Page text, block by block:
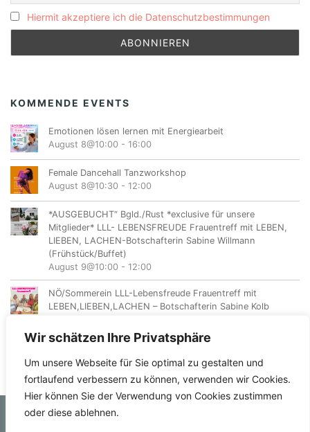
Wir schätzen Ihre Privatsphäre
Um unsere Webseite für Sie optimal zu gestalten und
fortlaufend verbessern zu können, verwenden wir Cookies.
Hier können Sie der Verwendung von Cookies zustimmen
oder diese ablehnen.
Hiermit akzeptiere ich die Datenschutzbestimmungen
KOMMENDE EVENTS
Emotionen lösen lernen mit Energiearbeit
August 8@10:00 - 16:00
Female Dancehall Tanzworkshop
August 8@10:30 - 12:00
*AUSGEBUCHT“ Bgld./Rust *exclusive für unsere
Mitglieder* LLL- LEBENSFREUDE Frauentreff mit LEBEN,
LIEBEN, LACHEN-Botschafterin Sabine Willmann
(Frühstück/Buffet)
August 9@10:00 - 12:00
NÖ/Sommerein LLL-Lebensfreude Frauentreff mit
LEBEN,LIEBEN,LACHEN – Botschafterin Sabine Kolb